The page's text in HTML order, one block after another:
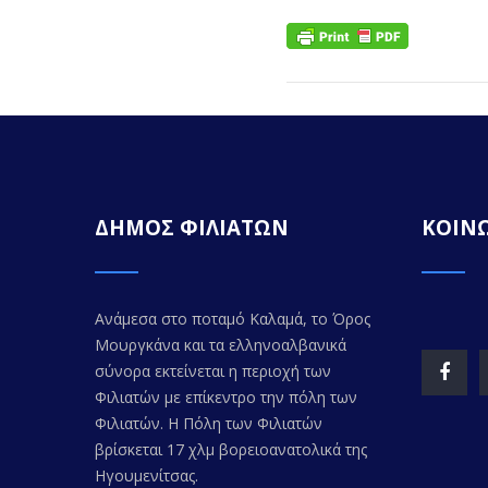
ΔΗΜΟΣ ΦΙΛΙΑΤΩΝ
Ανάμεσα στο ποταμό Καλαμά, το Όρος
Μουργκάνα και τα ελληνοαλβανικά
σύνορα εκτείνεται η περιοχή των
Φιλιατών με επίκεντρο την πόλη των
Φιλιατών. Η Πόλη των Φιλιατών
βρίσκεται 17 χλμ βορειοανατολικά της
Ηγουμενίτσας.